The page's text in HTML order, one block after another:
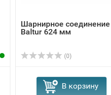
Шарнирное соединение
Baltur 624 мм
(0)
В корзину